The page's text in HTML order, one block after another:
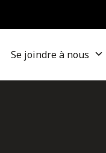
Se joindre à nous